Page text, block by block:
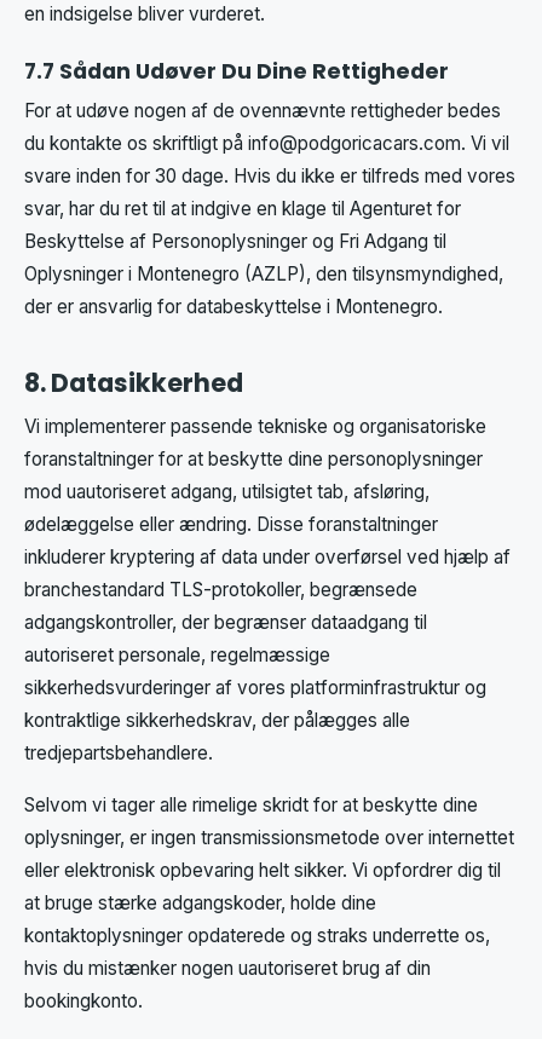
en indsigelse bliver vurderet.
7.7 Sådan Udøver Du Dine Rettigheder
For at udøve nogen af de ovennævnte rettigheder bedes
du kontakte os skriftligt på info@podgoricacars.com. Vi vil
svare inden for 30 dage. Hvis du ikke er tilfreds med vores
svar, har du ret til at indgive en klage til Agenturet for
Beskyttelse af Personoplysninger og Fri Adgang til
Oplysninger i Montenegro (AZLP), den tilsynsmyndighed,
der er ansvarlig for databeskyttelse i Montenegro.
8. Datasikkerhed
Vi implementerer passende tekniske og organisatoriske
foranstaltninger for at beskytte dine personoplysninger
mod uautoriseret adgang, utilsigtet tab, afsløring,
ødelæggelse eller ændring. Disse foranstaltninger
inkluderer kryptering af data under overførsel ved hjælp af
branchestandard TLS-protokoller, begrænsede
adgangskontroller, der begrænser dataadgang til
autoriseret personale, regelmæssige
sikkerhedsvurderinger af vores platforminfrastruktur og
kontraktlige sikkerhedskrav, der pålægges alle
tredjepartsbehandlere.
Selvom vi tager alle rimelige skridt for at beskytte dine
oplysninger, er ingen transmissionsmetode over internettet
eller elektronisk opbevaring helt sikker. Vi opfordrer dig til
at bruge stærke adgangskoder, holde dine
kontaktoplysninger opdaterede og straks underrette os,
hvis du mistænker nogen uautoriseret brug af din
bookingkonto.